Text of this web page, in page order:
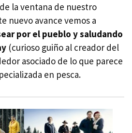
la ventana de nuestro
nuevo avance vemos a
por el pueblo y saludando
(curioso guiño al creador del
asociado de lo que parece
en pesca.